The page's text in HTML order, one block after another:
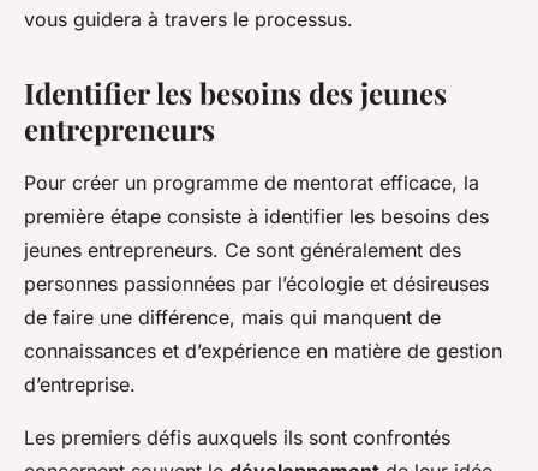
vous guidera à travers le processus.
Identifier les besoins des jeunes
entrepreneurs
Pour créer un programme de mentorat efficace, la
première étape consiste à identifier les besoins des
jeunes entrepreneurs. Ce sont généralement des
personnes passionnées par l’écologie et désireuses
de faire une différence, mais qui manquent de
connaissances et d’expérience en matière de gestion
d’entreprise.
Les premiers défis auxquels ils sont confrontés